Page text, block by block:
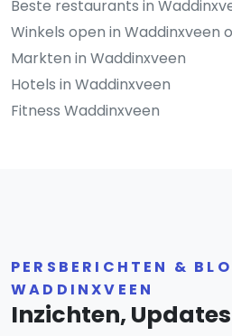
Beste restaurants in
Winkels open in Waddinxveen
Markten in Waddinxveen
Hotels in Waddinxveen
Fitness Waddinxveen
PERSBERICHTEN &
WADDINXVEEN
Inzichten,